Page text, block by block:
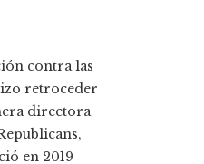
contra las
retroceder
directora
en 2019